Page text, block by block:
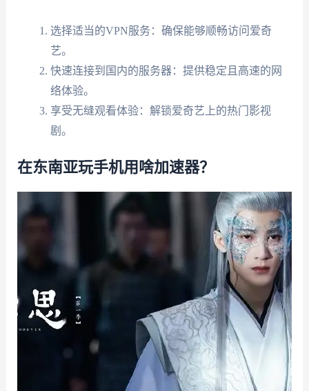
选择适当的VPN服务：确保能够顺畅访问爱奇
艺。
快速连接到国内的服务器：提供稳定且高速的网
络体验。
享受无缝观看体验：解锁爱奇艺上的热门影视
剧。
在东南亚玩手机用啥加速器？